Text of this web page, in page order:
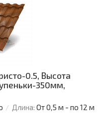
0.5, Высота
350мм,
Длина: От 0,5 м - по 12 м